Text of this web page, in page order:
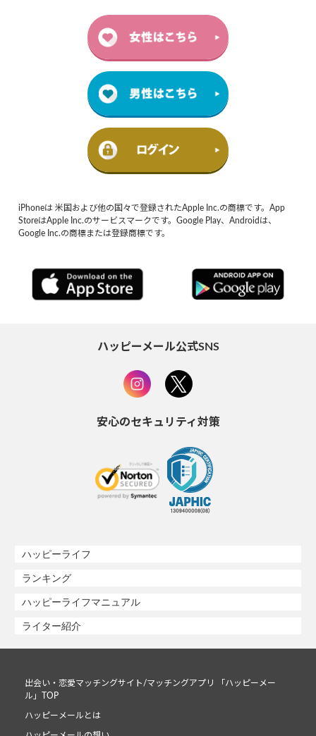
iPhoneは 米国および他の国々で登録されたApple Inc.の商標です。App
StoreはApple Inc.のサービスマークです。Google Play、Androidは、
Google Inc.の商標または登録商標です。
ハッピーメール公式SNS
安心のセキュリティ対策
ハッピーライフ
ランキング
ハッピーライフマニュアル
ライター紹介
出会い・恋愛マッチングサイト/マッチングアプリ 「ハッピーメー
ル」TOP
ハッピーメールとは